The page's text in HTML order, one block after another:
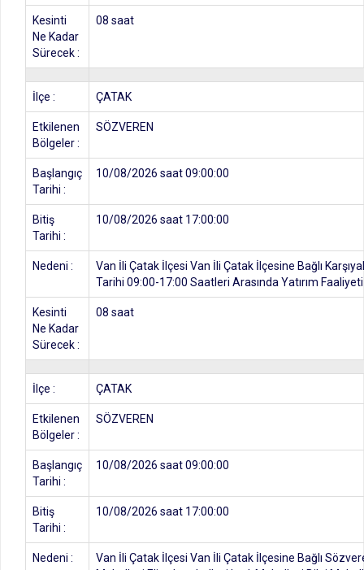
Kesinti
Ne Kadar
Sürecek :
08 saat
İlçe : ÇATAK
Etkilenen
Bölgeler :
SÖZVEREN
Başlangıç
Tarihi :
10/08/2026 saat 09:00:00
Bitiş
Tarihi :
10/08/2026 saat 17:00:00
Nedeni :
Van İli Çatak İlçesi Van İli Çatak İlçesine Bağlı
Tarihi 09:00-17:00 Saatleri Arasında Yatırım Faaliyeti
Kesinti
Ne Kadar
Sürecek :
08 saat
İlçe : ÇATAK
Etkilenen
Bölgeler :
SÖZVEREN
Başlangıç
Tarihi :
10/08/2026 saat 09:00:00
Bitiş
Tarihi :
10/08/2026 saat 17:00:00
Nedeni :
Van İli Çatak İlçesi Van İli Çatak İlçesine Bağlı